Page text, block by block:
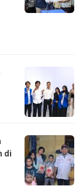
di